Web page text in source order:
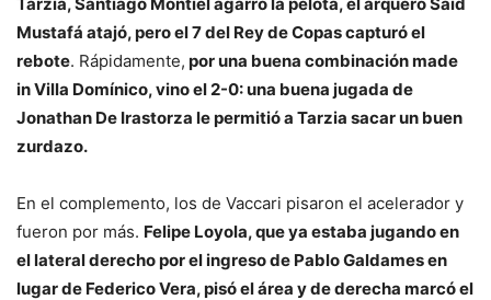
Mustafá atajó, pero el 7 del Rey de Copas capturó el
rebote. Rápidamente, por una buena combinación made
in Villa Domínico, vino el 2-0: una buena jugada de
Jonathan De Irastorza le permitió a Tarzia sacar un buen
zurdazo.
En el complemento, los de Vaccari pisaron el acelerador y
fueron por más. Felipe Loyola, que ya estaba jugando en
el lateral derecho por el ingreso de Pablo Galdames en
lugar de Federico Vera, pisó el área y de derecha marcó el